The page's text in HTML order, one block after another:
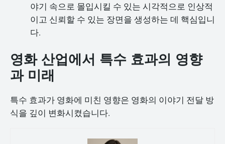
야기 속으로 몰입시킬 수 있는 시각적으로 인상적
이고 신뢰할 수 있는 장면을 생성하는 데 핵심입니
다.
영화 산업에서 특수 효과의 영향
과 미래
특수 효과가 영화에 미친 영향은 영화의 이야기 전달 방
식을 깊이 변화시켰습니다.